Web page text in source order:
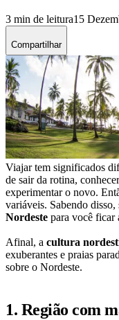
3 min de leitura15
Compartilhar
Viajar tem significados
de sair da rotina,
experimentar o novo.
variáveis. Sabendo disso,
Nordeste para você ficar
Afinal, a cultura
exuberantes e praias
sobre o Nordeste.
1. Região com